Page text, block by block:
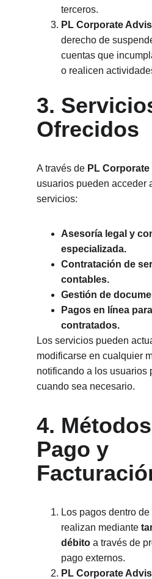
terceros.
PL Corporate
derecho de
cuentas que
o realicen
3.
Ofrecidos
A través de PL
usuarios pueden acceder
servicios:
Asesoría legal y
especializada.
Contratación de
contables.
Gestión de
Pagos en línea
contratados.
Los servicios pueden
modificarse en cualquier
notificando a los usuarios
cuando sea necesario.
4.
Pago y
Los pagos dentro
realizan mediante
débito a través de
pago externos.
PL Corporate